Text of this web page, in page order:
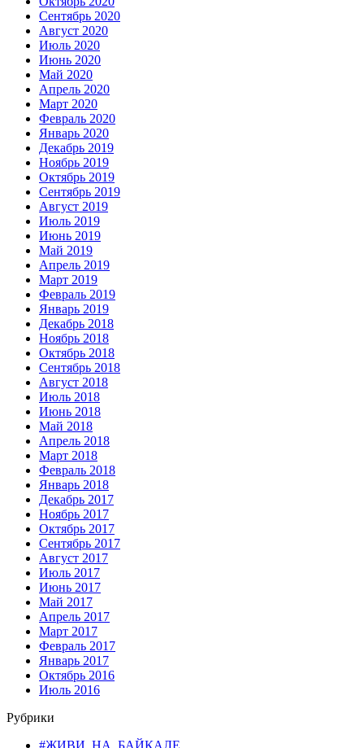
Сентябрь 2020
Август 2020
Июль 2020
Июнь 2020
Май 2020
Апрель 2020
Март 2020
Февраль 2020
Январь 2020
Декабрь 2019
Ноябрь 2019
Октябрь 2019
Сентябрь 2019
Август 2019
Июль 2019
Июнь 2019
Май 2019
Апрель 2019
Март 2019
Февраль 2019
Январь 2019
Декабрь 2018
Ноябрь 2018
Октябрь 2018
Сентябрь 2018
Август 2018
Июль 2018
Июнь 2018
Май 2018
Апрель 2018
Март 2018
Февраль 2018
Январь 2018
Декабрь 2017
Ноябрь 2017
Октябрь 2017
Сентябрь 2017
Август 2017
Июль 2017
Июнь 2017
Май 2017
Апрель 2017
Март 2017
Февраль 2017
Январь 2017
Октябрь 2016
Июль 2016
Рубрики